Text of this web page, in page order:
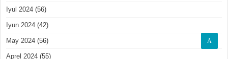
Iyul 2024 (56)
Iyun 2024 (42)
May 2024 (56)
Aprel 2024 (55)
A